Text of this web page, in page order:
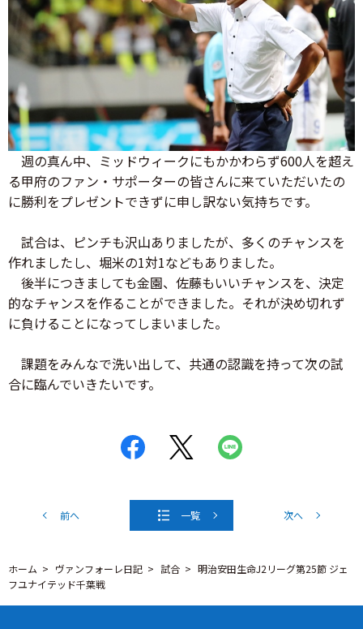
週の真ん中、ミッドウィークにもかかわらず600人を超え
る甲府のファン・サポーターの皆さんに来ていただいたの
に勝利をプレゼントできずに申し訳ない気持ちです。
試合は、ピンチも沢山ありましたが、多くのチャンスを
作れましたし、堀米の1対1などもありました。
後半につきましても金園、佐藤もいいチャンスを、決定
的なチャンスを作ることができました。それが決め切れず
に負けることになってしまいました。
課題をみんなで洗い出して、共通の認識を持って次の試
合に臨んでいきたいです。
前へ 一覧 次へ
ホーム ヴァンフォーレ日記 試合
明治安田生命J2リーグ第25節 ジェ
フユナイテッド千葉戦